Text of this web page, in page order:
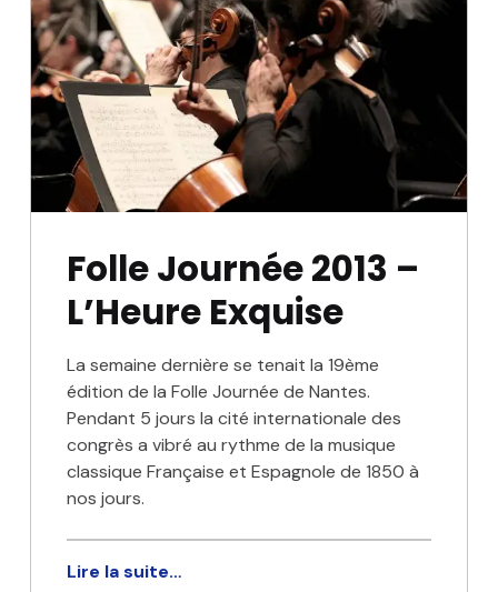
Folle Journée 2013 –
L’Heure Exquise
La semaine dernière se tenait la 19ème
édition de la Folle Journée de Nantes.
Pendant 5 jours la cité internationale des
congrès a vibré au rythme de la musique
classique Française et Espagnole de 1850 à
nos jours.
Lire la suite…